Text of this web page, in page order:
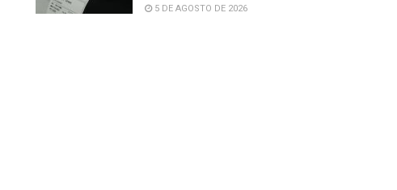
5 DE AGOSTO DE 2026